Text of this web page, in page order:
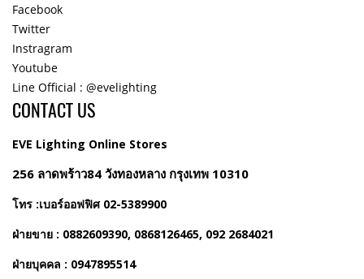
Facebook
Twitter
Instragram
Youtube
Line Official : @evelighting
CONTACT US
EVE Lighting Online Stores
256 ลาดพร้าว84 วังทองหลาง กรุงเทพ 10310
โทร :เบอร์ออฟฟิศ 02-5389900
ฝ่ายขาย : 0882609390, 0868126465, 092 2684021
ฝ่ายบุคคล : 0947895514